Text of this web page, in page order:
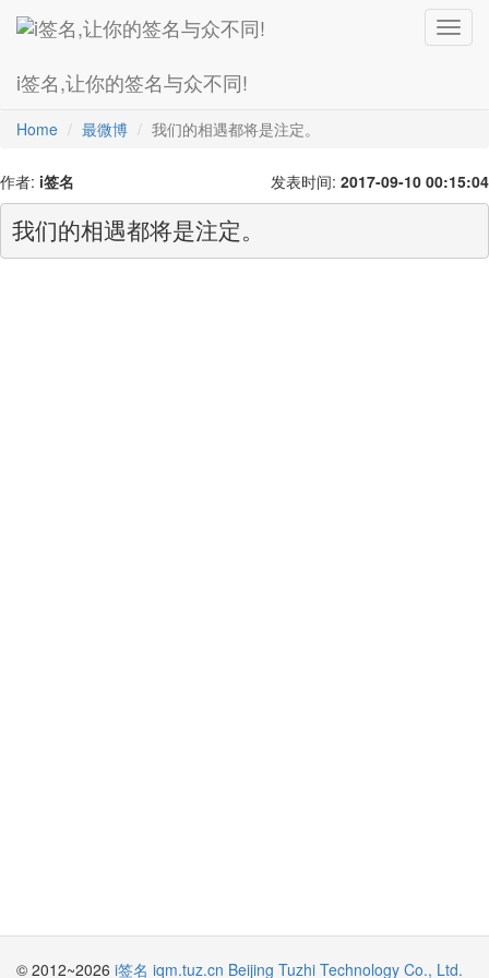
i签名,让你的签名与众不同!
爱情诗 超级拽 灰主流 最幸福
Home
最微博 我们的相遇都将是注定。
作者: i签名 发表时间: 2017-09-10 00:15:04
我们的相遇都将是注定。
© 2012~2026 i签名 iqm.tuz.cn Beijing Tuzhi Technology Co., Ltd.